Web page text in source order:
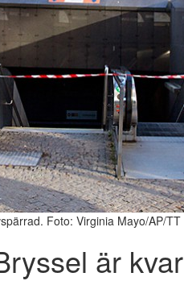
Foto: Virginia Mayo/AP/TT
är kvar